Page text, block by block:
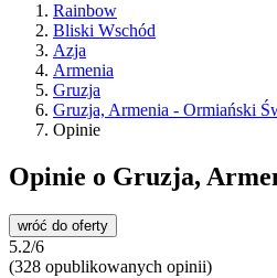
Rainbow
Bliski Wschód
Azja
Armenia
Gruzja
Gruzja, Armenia - Ormiański
Opinie
Opinie o Gruzja,
wróć do oferty
5.2/6
(328 opublikowanych opinii)